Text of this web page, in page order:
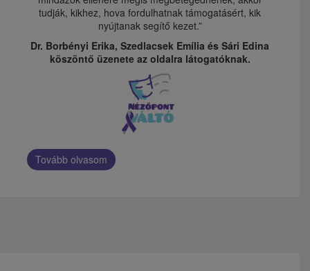
tudják, kikhez, hova fordulhatnak támogatásért, kik
nyújtanak segítő kezet.”
Dr. Borbényi Erika, Szedlacsek Emília és Sári Edina
köszöntő üzenete az oldalra látogatóknak.
Tovább olvasom